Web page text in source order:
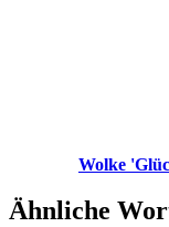
Wolke
Ähnliche